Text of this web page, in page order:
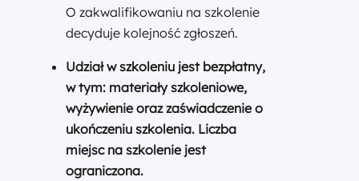
O zakwalifikowaniu na szkolenie
decyduje kolejność zgłoszeń.
Udział w szkoleniu jest bezpłatny,
w tym: materiały szkoleniowe,
wyżywienie oraz zaświadczenie o
ukończeniu szkolenia. Liczba
miejsc na szkolenie jest
ograniczona.